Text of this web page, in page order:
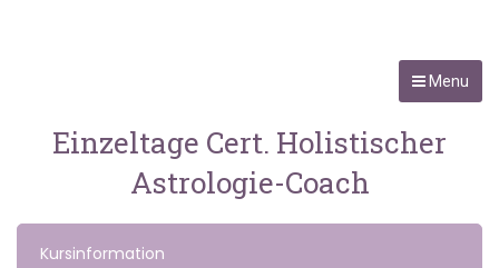
Menu
Einzeltage Cert. Holistischer
Astrologie-Coach
Kursinformation